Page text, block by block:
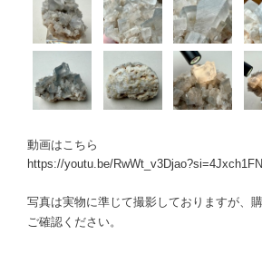
動画はこちら
https://youtu.be/
写真は実物に準じて撮影しておりますが、
ご確認ください。